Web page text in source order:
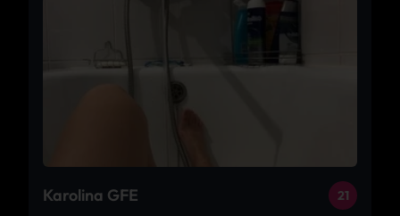
Karolina GFE 21